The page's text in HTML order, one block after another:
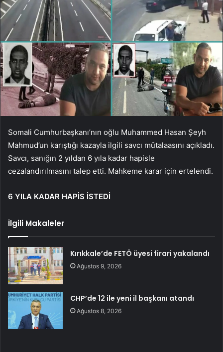
Somali Cumhurbaşkanı’nın oğlu Muhammed Hasan Şeyh
Mahmud’un karıştığı kazayla ilgili savcı mütalaasını açıkladı.
Savcı, sanığın 2 yıldan 6 yıla kadar hapisle
cezalandırılmasını talep etti. Mahkeme karar için ertelendi.
6 YILA KADAR HAPİS İSTEDİ
İlgili Makaleler
Kırıkkale’de FETÖ üyesi firari yakalandı
Ağustos 9, 2026
CHP’de 12 ile yeni il başkanı atandı
Ağustos 8, 2026